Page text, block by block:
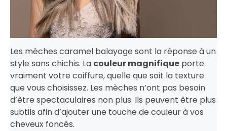
Les mèches caramel balayage sont la réponse à un
style sans chichis. La couleur magnifique porte
vraiment votre coiffure, quelle que soit la texture
que vous choisissez. Les mèches n’ont pas besoin
d’être spectaculaires non plus. Ils peuvent être plus
subtils afin d’ajouter une touche de couleur à vos
cheveux foncés.